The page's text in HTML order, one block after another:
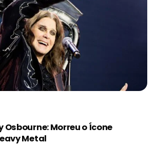
Osbourne: Morreu o Ícone
Metal